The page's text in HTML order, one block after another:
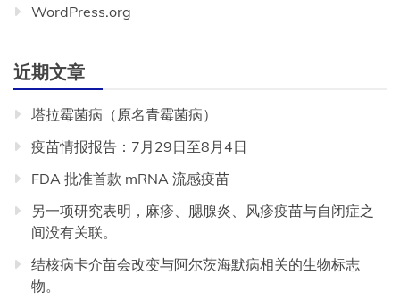
WordPress.org
近期文章
塔拉霉菌病（原名青霉菌病）
疫苗情报报告：7月29日至8月4日
FDA 批准首款 mRNA 流感疫苗
另一项研究表明，麻疹、腮腺炎、风疹疫苗与自闭症之
间没有关联。
结核病卡介苗会改变与阿尔茨海默病相关的生物标志
物。